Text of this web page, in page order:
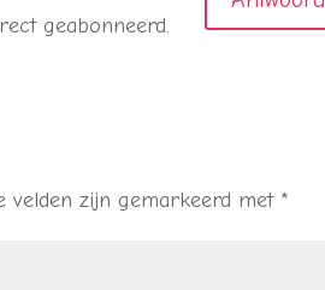
geabonneerd.
velden zijn gemarkeerd met *